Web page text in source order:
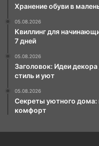
Хранение обуви в
05.08.2026
Квиллинг для
7 дней
05.08.2026
Заголовок: Идеи
стиль и уют
05.08.2026
Секреты уютного дома:
комфорт